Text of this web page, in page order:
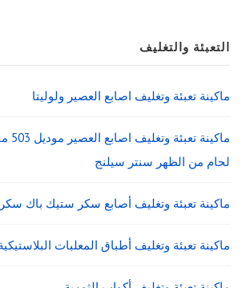
التعبئة والتغليف
ماكينة تعبئة وتغليف اصابع العصير ولوليتا
لحام من الظهر سنتر سيلنج
ماكينة تعبئة وتغليف أصابع سكر ستيك باك
ماكينة تعبئة وتغليف أطباق المعلبات